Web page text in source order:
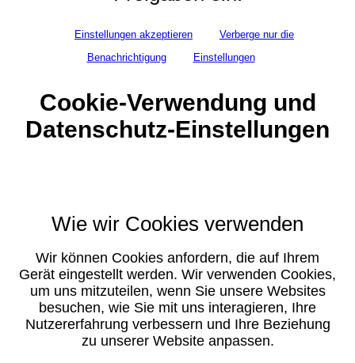
Einstellungen akzeptieren
Verberge nur die
Benachrichtigung
Einstellungen
Cookie-Verwendung und
Datenschutz-Einstellungen
Wie wir Cookies verwenden
Wir können Cookies anfordern, die auf Ihrem
Gerät eingestellt werden. Wir verwenden Cookies,
um uns mitzuteilen, wenn Sie unsere Websites
besuchen, wie Sie mit uns interagieren, Ihre
Nutzererfahrung verbessern und Ihre Beziehung
zu unserer Website anpassen.